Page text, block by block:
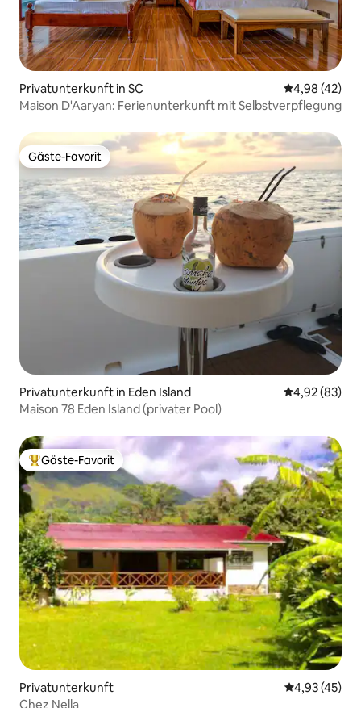
Privatunterkunft in SC
4,98 (42)
Maison D'Aaryan: Ferienunterkunft mit Selbstverpflegung
Gäste-Favorit
Gäste-Favorit
Privatunterkunft in Eden Island
4,92 (83)
Maison 78 Eden Island (privater Pool)
Beliebter Gäste-Favorit.
Gäste-Favorit
Privatunterkunft
4,93 (45)
Chez Nella